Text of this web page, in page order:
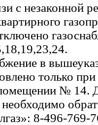
с незаконной
в
только
№ 14.
8-496-769-